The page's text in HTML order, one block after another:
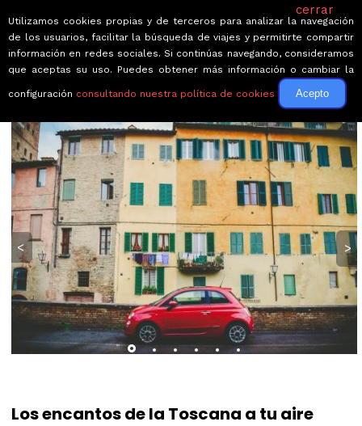
← Volver a Circuitos por Italia
< >
Los encantos de la Toscana a tu aire
cerrar
Utilizamos cookies propias y de terceros para analizar la navegación
de los usuarios, facilitar la búsqueda de viajes y permitirte compartir
información en redes sociales. Si continúas navegando, consideramos
que aceptas su uso. Puedes obtener más información o cambiar la
configuración consultando nuestra política de cookies Acepto